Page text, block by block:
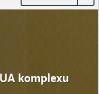
komplexu